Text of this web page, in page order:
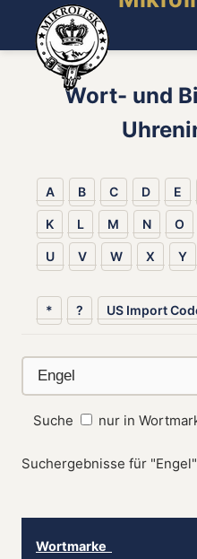
Wort- und
A B C D E
K L M N O
U V W X Y
* ? US Import
Suche nur in
Suchergebnisse für
Wortmarke